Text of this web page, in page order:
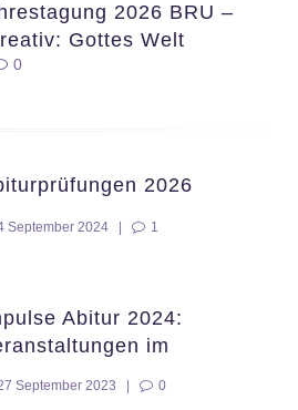
2026 BRU –
Gottes Welt
0
2026
September 2024 1
Abitur 2024:
im
Stuttgart
September 2023 0